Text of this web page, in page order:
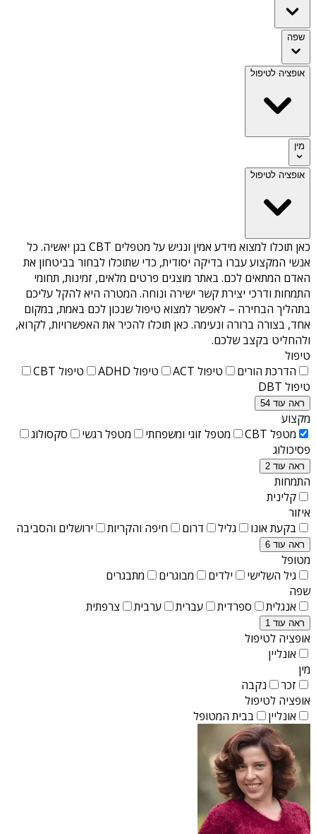
שפה
אופציה לטיפול
מין
אופציה לטיפול
כאן תוכלו למצוא מידע אמין ונגיש על מטפלים CBT בגן יאשיה
. כל
אנשי המקצוע עברו בדיקה יסודית, כדי שתוכלו לבחור בביטחון את
האדם המתאים לכם. באתר מוצגים פרטים מלאים, זמינות, תחומי
התמחות ודרכי יצירת קשר ישירה ונוחה. המטרה היא להקל עליכם
בתהליך הבחירה – לאפשר למצוא טיפול שנכון לכם באמת, במקום
אחד, בצורה ברורה ונעימה. כאן תוכלו להכיר את האפשרויות, לקרוא,
ולהחליט בקצב שלכם.
טיפול
הדרכת הורים
טיפול ACT טיפול ADHD
טיפול CBT
טיפול DBT
ראה עוד 54
מקצוע
מטפל CBT
מטפל זוגי ומשפחתי מטפל רגשי
סקסולוג
פסיכולוג
ראה עוד 2
התמחות
קלינית
איזור
בקעת אונו
גליל דרום חיפה והקריות ירושלים והסביבה
ראה עוד 6
מטופל
גיל השלישי
ילדים מבוגרים
מתבגרים
שפה
אנגלית
ספרדית עברית ערבית צרפתית
ראה עוד 1
אופציה לטיפול
אונליין
מין
זכר
נקבה
אופציה לטיפול
אונליין
בבית המטופל